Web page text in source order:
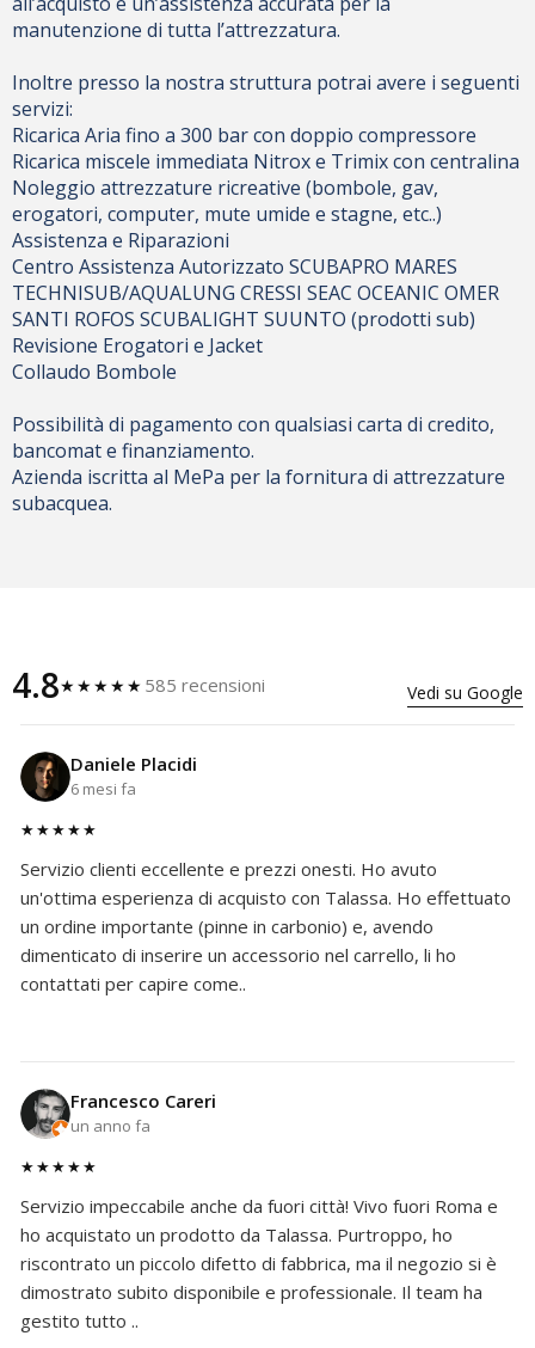
manutenzione di tutta l’attrezzatura.
Inoltre presso la nostra struttura potrai avere i seguenti
servizi:
Ricarica Aria fino a 300 bar con doppio compressore
Ricarica miscele immediata Nitrox e Trimix con centralina
Noleggio attrezzature ricreative (bombole, gav,
erogatori, computer, mute umide e stagne, etc..)
Assistenza e Riparazioni
Centro Assistenza Autorizzato SCUBAPRO MARES
TECHNISUB/AQUALUNG CRESSI SEAC OCEANIC OMER
SANTI ROFOS SCUBALIGHT SUUNTO (prodotti sub)
Revisione Erogatori e Jacket
Collaudo Bombole
Possibilità di pagamento con qualsiasi carta di credito,
bancomat e finanziamento.
Azienda iscritta al MePa per la fornitura di attrezzature
subacquea.
4.8★★★★★ 585 recensioni Vedi su Google
Daniele Placidi
6 mesi fa
★★★★★
Servizio clienti eccellente e prezzi onesti. Ho avuto
un'ottima esperienza di acquisto con Talassa. Ho effettuato
un ordine importante (pinne in carbonio) e, avendo
dimenticato di inserire un accessorio nel carrello, li ho
contattati per capire come..
Francesco Careri
un anno fa
★★★★★
Servizio impeccabile anche da fuori città! Vivo fuori Roma e
ho acquistato un prodotto da Talassa. Purtroppo, ho
riscontrato un piccolo difetto di fabbrica, ma il negozio si è
dimostrato subito disponibile e professionale. Il team ha
gestito tutto ..